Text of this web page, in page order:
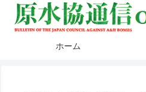
ホーム